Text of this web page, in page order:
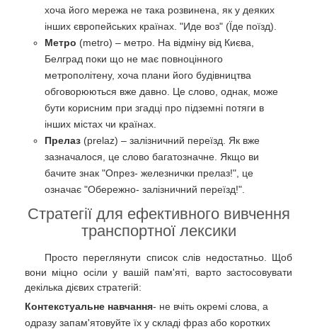
хоча його мережа не така розвинена, як у деяких
інших європейських країнах. "Иде воз" (Їде поїзд).
Метро (metro) – метро. На відміну від Києва,
Белград поки що не має повноцінного
метрополітену, хоча плани його будівництва
обговорюються вже давно. Це слово, однак, може
бути корисним при згадці про підземні потяги в
інших містах чи країнах.
Прелаз (prelaz) – залізничний переїзд. Як вже
зазначалося, це слово багатозначне. Якщо ви
бачите знак "Опрез- железнички прелаз!", це
означає "Обережно- залізничний переїзд!".
Стратегії для ефективного вивчення
транспортної лексики
Просто переглянути список слів недостатньо. Щоб
вони міцно осіли у вашій пам'яті, варто застосовувати
декілька дієвих стратегій:
Контекстуальне навчання- не вчіть окремі слова, а
одразу запам'ятовуйте їх у складі фраз або коротких